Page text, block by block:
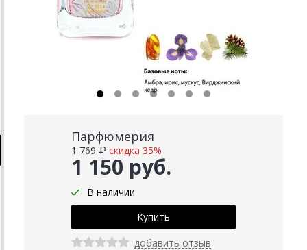
Парфюмерия
1 150 руб.
1 769 ₽ скидка 35%
В наличии
добавить отзыв